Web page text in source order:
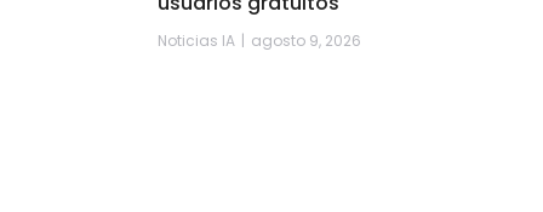
Noticias IA agosto 9, 2026